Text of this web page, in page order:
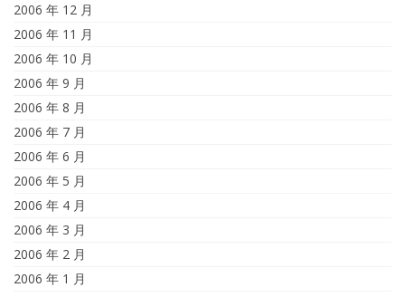
2006 年 12 月
2006 年 11 月
2006 年 10 月
2006 年 9 月
2006 年 8 月
2006 年 7 月
2006 年 6 月
2006 年 5 月
2006 年 4 月
2006 年 3 月
2006 年 2 月
2006 年 1 月